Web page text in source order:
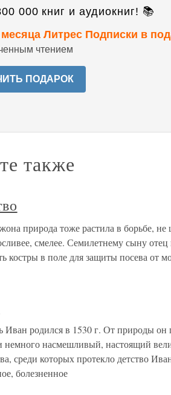
000 книг и аудиокниг! 📚
Литрес Подписки в
чтением
ПОДАРОК
также
природа тоже растила в борьбе, не
смелее. Семилетнему сыну
костры в поле для защиты посева от
Иван родился в 1530 г. От природы
насмешливый, настоящий
среди которых протекло детство
болезненное